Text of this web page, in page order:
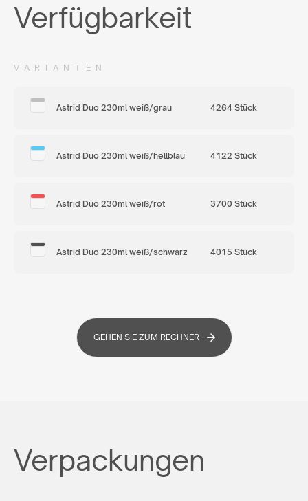
Verfügbarkeit
VARIANTEN
Astrid Duo 230ml weiß/grau 4264 Stück
Astrid Duo 230ml weiß/hellblau 4122 Stück
Astrid Duo 230ml weiß/rot 3700 Stück
Astrid Duo 230ml weiß/schwarz 4015 Stück
GEHEN SIE ZUM RECHNER
Verpackungen